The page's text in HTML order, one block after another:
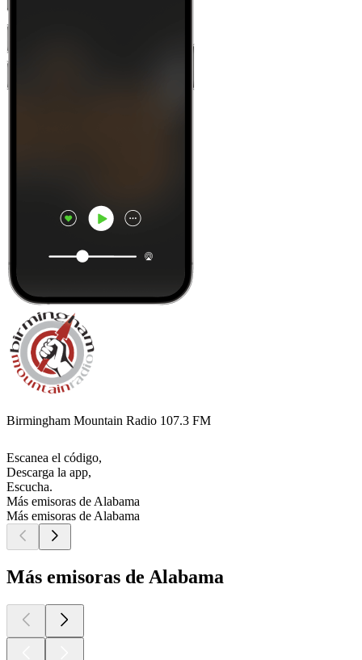
Birmingham Mountain Radio 107.3 FM
Escanea el código,
Descarga la app,
Escucha.
Más emisoras de Alabama
Más emisoras de Alabama
Más emisoras de Alabama